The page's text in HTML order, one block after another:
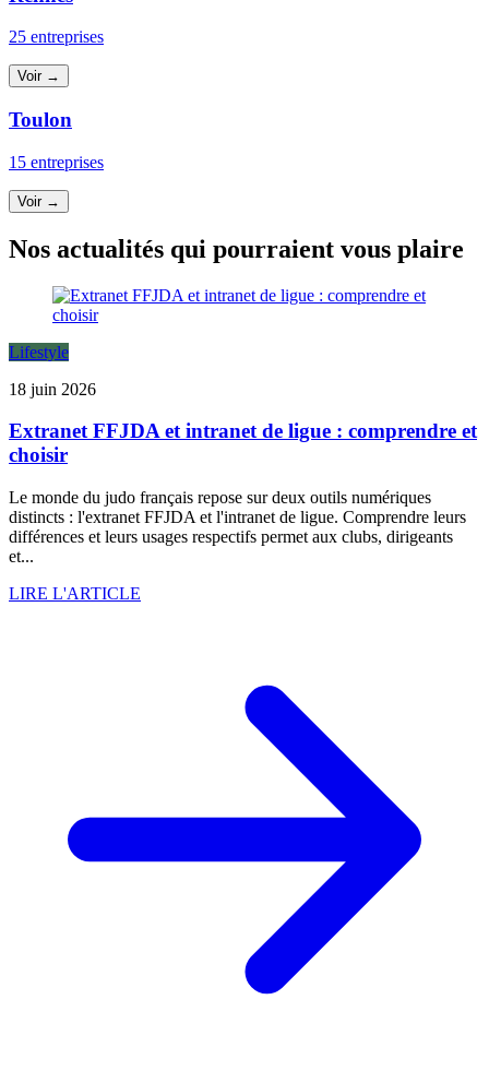
25 entreprises
Voir →
Toulon
15 entreprises
Voir →
Nos actualités qui pourraient vous plaire
Lifestyle
18 juin 2026
Extranet FFJDA et intranet de ligue : comprendre et
choisir
Le monde du judo français repose sur deux outils numériques
distincts : l'extranet FFJDA et l'intranet de ligue. Comprendre leurs
différences et leurs usages respectifs permet aux clubs, dirigeants
et...
LIRE L'ARTICLE